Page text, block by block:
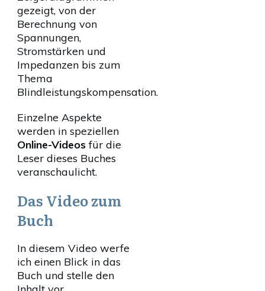
gezeigt, von der
Berechnung von
Spannungen,
Stromstärken und
Impedanzen bis zum
Thema
Blindleistungskompensation.
Einzelne Aspekte
werden in speziellen
Online-Videos für die
Leser dieses Buches
veranschaulicht.
Das Video zum
Buch
In diesem Video werfe
ich einen Blick in das
Buch und stelle den